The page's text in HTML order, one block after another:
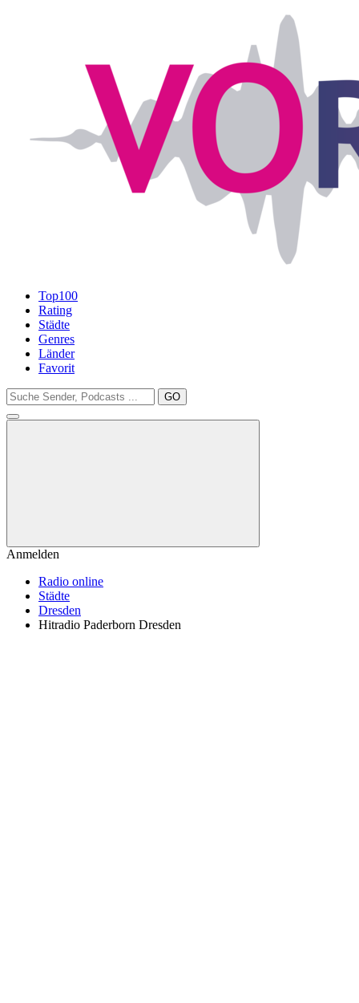
Top100
Rating
Städte
Genres
Länder
Favorit
GO
Anmelden
Radio online
Städte
Dresden
Hitradio Paderborn Dresden